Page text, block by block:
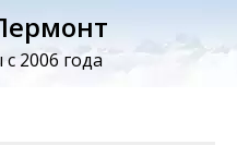
2006 года